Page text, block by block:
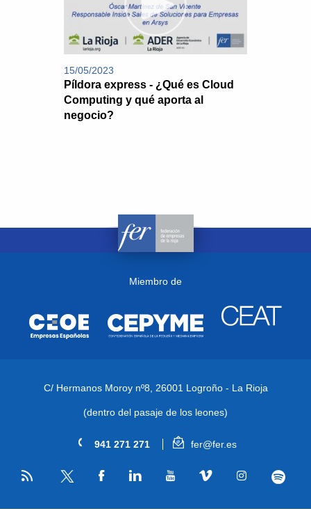
15/05/2023
Píldora express - ¿Qué es Cloud
Computing y qué aporta al
negocio?
Miembro de
C/ Hermanos Moroy nº8, 26001 Logroño - La Rioja
(dentro del pasaje de los leones)
941 271 271 fer@fer.es
RSS